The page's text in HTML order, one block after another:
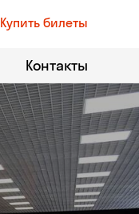
Купить билеты
Контакты